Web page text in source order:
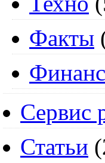
Факты
Сервис
Статьи